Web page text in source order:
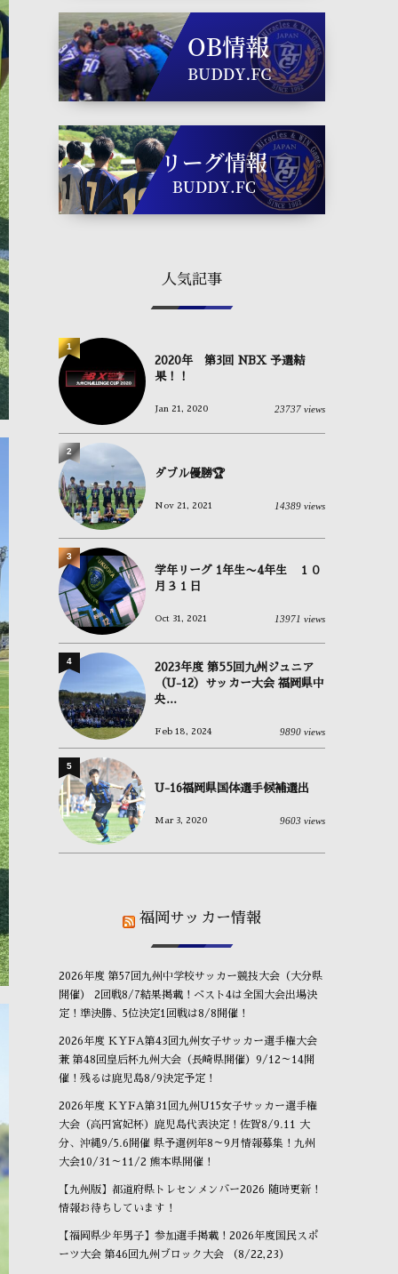
人気記事
2020年 第3回 NBX 予選結
果！！
Jan 21, 2020 23737 views
1
ダブル優勝🏆
Nov 21, 2021 14389 views
2
学年リーグ 1年生〜4年生 １０
月３１日
Oct 31, 2021 13971 views
3
2023年度 第55回九州ジュニア
（U-12）サッカー大会 福岡県中
央...
Feb 18, 2024 9890 views
4
U-16福岡県国体選手候補選出
Mar 3, 2020 9603 views
5
福岡サッカー情報
2026年度 第57回九州中学校サッカー競技大会（大分県
開催） 2回戦8/7結果掲載！ベスト4は全国大会出場決
定！準決勝、5位決定1回戦は8/8開催！
2026年度 KYFA第43回九州女子サッカー選手権大会
兼 第48回皇后杯九州大会（長崎県開催）9/12～14開
催！残るは鹿児島8/9決定予定！
2026年度 KYFA第31回九州U15女子サッカー選手権
大会（高円宮妃杯）鹿児島代表決定！佐賀8/9.11 大
分、沖縄9/5.6開催 県予選例年8～9月情報募集！九州
大会10/31～11/2 熊本県開催！
【九州版】都道府県トレセンメンバー2026 随時更新！
情報お待ちしています！
【福岡県少年男子】参加選手掲載！2026年度国民スポ
ーツ大会 第46回九州ブロック大会 （8/22,23）